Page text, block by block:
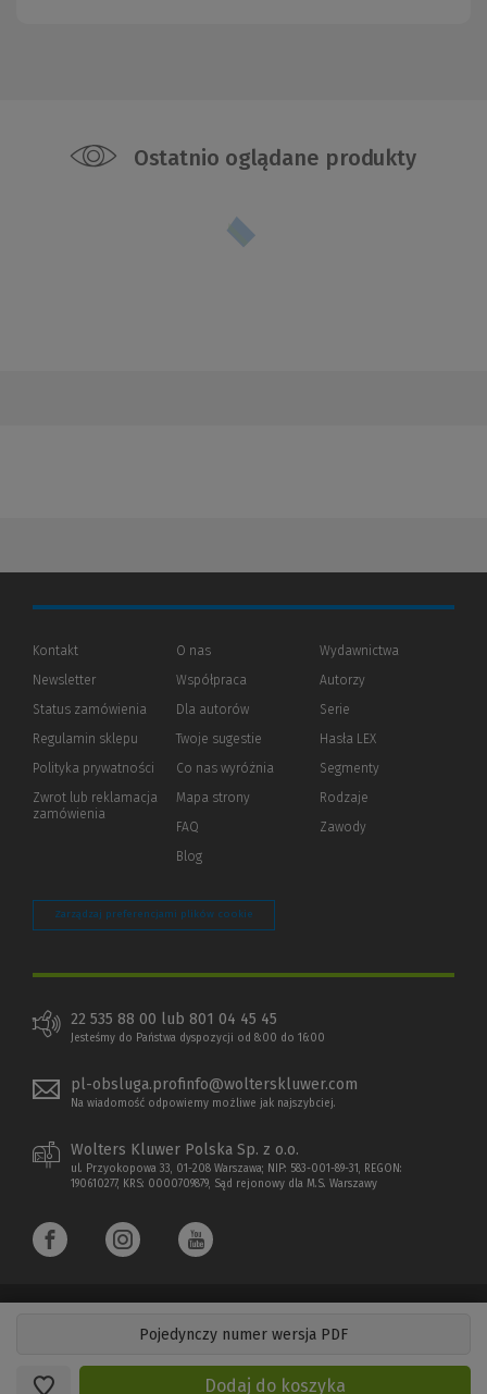
Pojedynczy numer wersja PDF
Dodaj do koszyka
Ostatnio oglądane produkty
Kontakt
Newsletter
Status zamówienia
Regulamin sklepu
Polityka prywatności (Nowe
(Link
innej
Zwrot lub reklamacja
zamówienia
O nas
Współpraca
Dla autorów(Nowe
(Link
innej
Twoje sugestie
Co nas wyróżnia
Mapa strony
FAQ
Blog
Wydawnictwa
Autorzy
Serie
Hasła LEX
Segmenty
Rodzaje
Zawody
Zarządzaj preferencjami plików cookie
22 535 88 00 lub 801 04 45 45
Jesteśmy do Państwa dyspozycji od 8:00 do 16:00
pl-obsluga.profinfo@wolterskluwer.com
Na wiadomość odpowiemy możliwe jak najszybciej.
Wolters Kluwer Polska Sp. z o.o.
ul. Przyokopowa 33, 01-208 Warszawa; NIP: 583-001-89-31, REGON:
190610277, KRS: 0000709879, Sąd rejonowy dla M.S. Warszawy
Copyright 1997 - 2026 Wolters Kluwer Polska Sp. z o.o.